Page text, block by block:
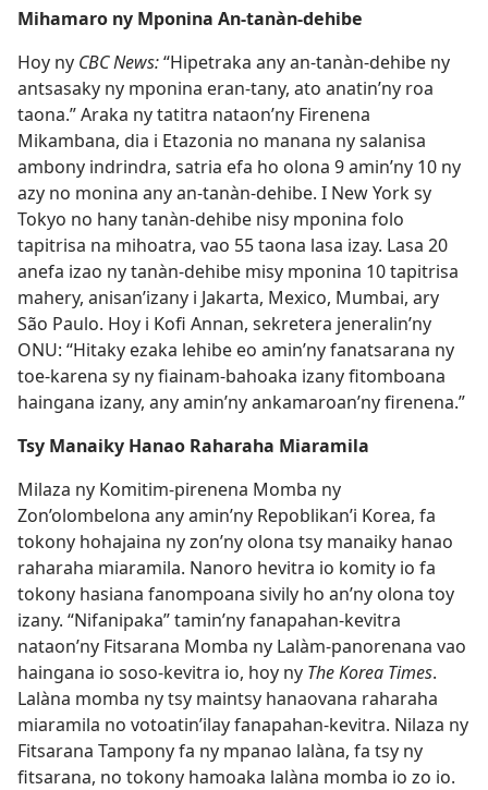
Mihamaro ny Mponina An-tanàn-dehibe
Hoy ny CBC News:“Hipetraka any an-tanàn-dehibe ny
antsasaky ny mponina eran-tany, ato anatin’ny roa
taona.” Araka ny tatitra nataon’ny Firenena
Mikambana, dia i Etazonia no manana ny salanisa
ambony indrindra, satria efa ho olona 9 amin’ny 10 ny
azy no monina any an-tanàn-dehibe. I New York sy
Tokyo no hany tanàn-dehibe nisy mponina folo
tapitrisa na mihoatra, vao 55 taona lasa izay. Lasa 20
anefa izao ny tanàn-dehibe misy mponina 10 tapitrisa
mahery, anisan’izany i Jakarta, Mexico, Mumbai, ary
São Paulo. Hoy i Kofi Annan, sekretera jeneralin’ny
ONU: “Hitaky ezaka lehibe eo amin’ny fanatsarana ny
toe-karena sy ny fiainam-bahoaka izany fitomboana
haingana izany, any amin’ny ankamaroan’ny firenena.”
Tsy Manaiky Hanao Raharaha Miaramila
Milaza ny Komitim-pirenena Momba ny
Zon’olombelona any amin’ny Repoblikan’i Korea, fa
tokony hohajaina ny zon’ny olona tsy manaiky hanao
raharaha miaramila. Nanoro hevitra io komity io fa
tokony hasiana fanompoana sivily ho an’ny olona toy
izany. “Nifanipaka” tamin’ny fanapahan-kevitra
nataon’ny Fitsarana Momba ny Lalàm-panorenana vao
haingana io soso-kevitra io, hoy ny The Korea Times.
Lalàna momba ny tsy maintsy hanaovana raharaha
miaramila no votoatin’ilay fanapahan-kevitra. Nilaza ny
Fitsarana Tampony fa ny mpanao lalàna, fa tsy ny
fitsarana, no tokony hamoaka lalàna momba io zo io.